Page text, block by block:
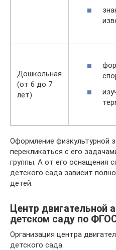
Дошкольная
(от 6 до 7
лет)
Оформление физкультурной
перекликаться с его
группы. А от его оснащения
детского сада зависит
детей.
Центр двигательной
детском саду по
Организация центра
детского сада.